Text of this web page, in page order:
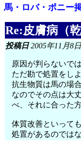
馬・ロバ・ポニー
Re:皮膚病（
投稿日2005年11月8
原因が判らないで
ただ勘で処置をし
抗生物質は馬の場
なのでその点は大
べ、それに合った
体質改善といって
処置があるのでは